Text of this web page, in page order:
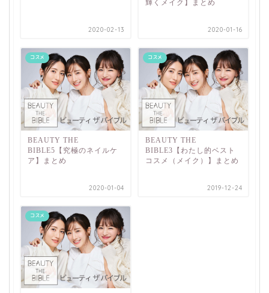
2020-02-13
輝くメイク】まとめ
2020-01-16
コスメ
BEAUTY THE
BIBLE5【究極のネイルケ
ア】まとめ
2020-01-04
コスメ
BEAUTY THE
BIBLE3【わたし的ベスト
コスメ（メイク）】まとめ
2019-12-24
コスメ